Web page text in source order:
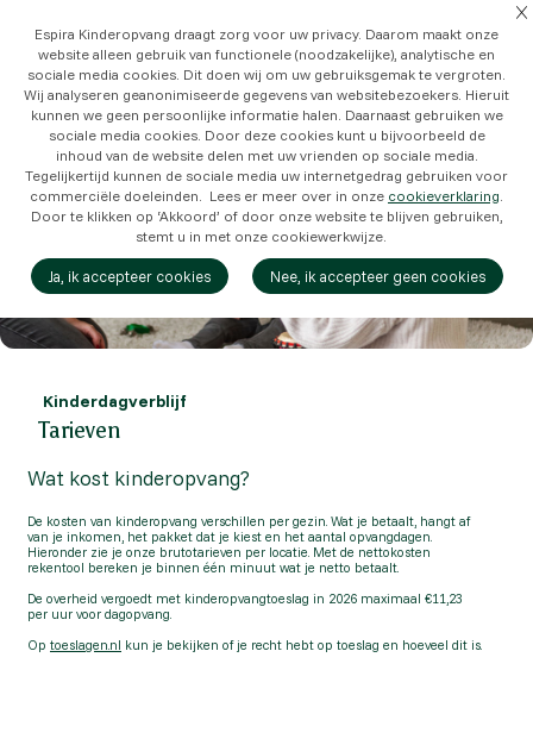
Kinderdagverblijf
Tarieven
Wat kost kinderopvang?
De kosten van kinderopvang verschillen per gezin. Wat je betaalt, hangt af
van je inkomen, het pakket dat je kiest en het aantal opvangdagen.
Hieronder zie je onze brutotarieven per locatie. Met de nettokosten
rekentool bereken je binnen één minuut wat je netto betaalt.
De overheid vergoedt met kinderopvangtoeslag in 2026 maximaal €11,23
per uur voor dagopvang.
Op toeslagen.nl kun je bekijken of je recht hebt op toeslag en hoeveel dit is.
Espira Kinderopvang draagt zorg voor uw privacy. Daarom maakt onze
website alleen gebruik van functionele (noodzakelijke), analytische en
sociale media cookies. Dit doen wij om uw gebruiksgemak te vergroten.
Wij analyseren geanonimiseerde gegevens van websitebezoekers. Hieruit
kunnen we geen persoonlijke informatie halen. Daarnaast gebruiken we
sociale media cookies. Door deze cookies kunt u bijvoorbeeld de
inhoud van de website delen met uw vrienden op sociale media.
Tegelijkertijd kunnen de sociale media uw internetgedrag gebruiken voor
commerciële doeleinden. Lees er meer over in onze cookieverklaring.
Door te klikken op ‘Akkoord’ of door onze website te blijven gebruiken,
stemt u in met onze cookiewerkwijze.
Ja, ik accepteer cookies Nee, ik accepteer geen cookies